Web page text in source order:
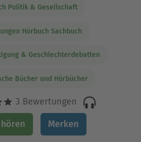
Politik & Gesellschaft
Hörbuch Sachbuch
& Geschlechterdebatten
Bücher und Hörbücher
3 Bewertungen
Merken